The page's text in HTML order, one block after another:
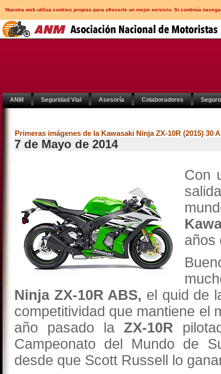
Nuestra web utiliza cookies propias para ofrecerle un mejor servicio. Si continúa
ANM Seguridad Vial Asesoría Colaboradores
Primeras imágenes de la Kawasaki Ninja ZX-10R (2015) 30
7 de Mayo de 2014
Con
años
Ninja ZX-10R ABS, el quid de
competitividad que mantiene el
año pasado la ZX-10R
Campeonato del Mundo de
desde que Scott Russell lo